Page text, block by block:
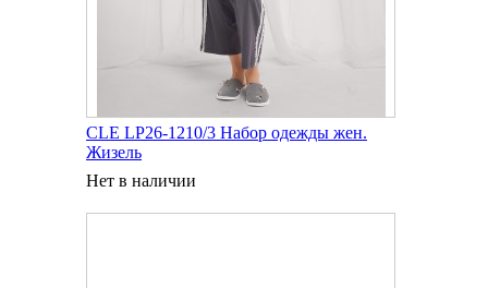
CLE LP26-1210/3 Набор одежды жен.
Жизель
Нет в наличии